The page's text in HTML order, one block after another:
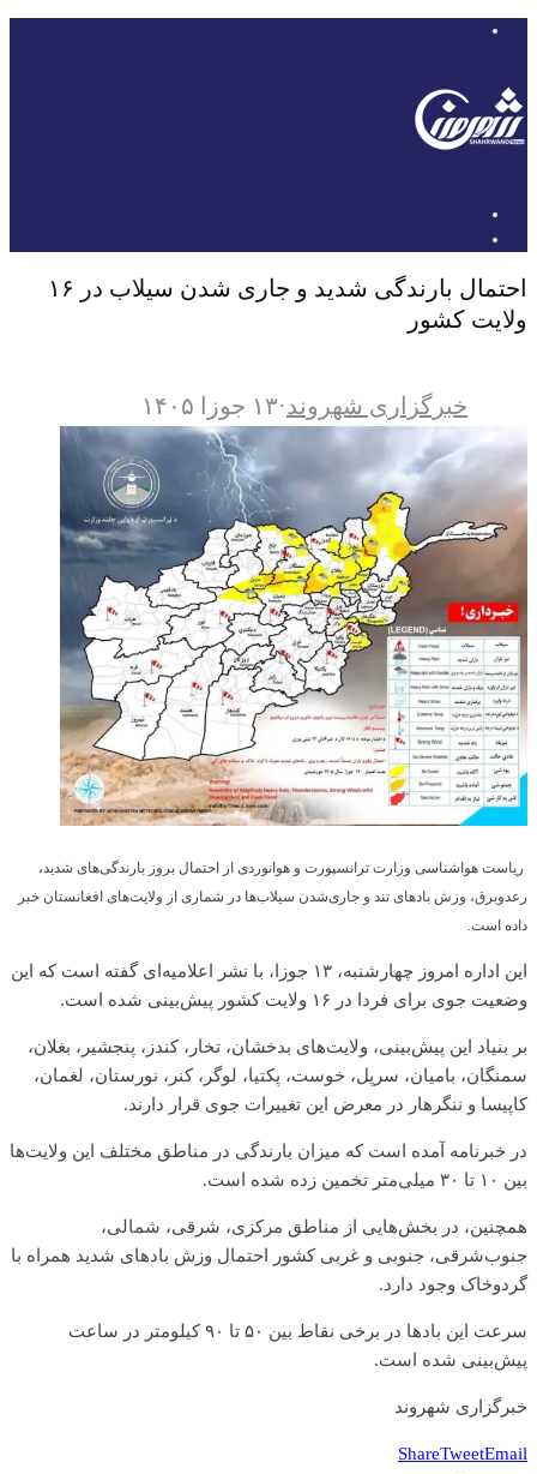
احتمال بارندگی شدید و جاری شدن سیلاب در ۱۶
ولایت کشور
خبرگزاری شهروند·۱۳ جوزا ۱۴۰۵
ریاست هواشناسی وزارت ترانسپورت و هوانوردی از احتمال بروز بارندگی‌های شدید،
رعدوبرق، وزش بادهای تند و جاری‌شدن سیلاب‌ها در شماری از ولایت‌های افغانستان خبر
داده است.
این اداره امروز چهارشنبه، ۱۳ جوزا، با نشر اعلامیه‌ای گفته است که این
وضعیت جوی برای فردا در ۱۶ ولایت کشور پیش‌بینی شده است.
بر بنیاد این پیش‌بینی، ولایت‌های بدخشان، تخار، کندز، پنجشیر، بغلان،
سمنگان، بامیان، سرپل، خوست، پکتیا، لوگر، کنر، نورستان، لغمان،
کاپیسا و ننگرهار در معرض این تغییرات جوی قرار دارند.
در خبرنامه آمده است که میزان بارندگی در مناطق مختلف این ولایت‌ها
بین ۱۰ تا ۳۰ میلی‌متر تخمین زده شده است.
همچنین، در بخش‌هایی از مناطق مرکزی، شرقی، شمالی،
جنوب‌شرقی، جنوبی و غربی کشور احتمال وزش بادهای شدید همراه با
گردوخاک وجود دارد.
سرعت این بادها در برخی نقاط بین ۵۰ تا ۹۰ کیلومتر در ساعت
پیش‌بینی شده است.
خبرگزاری شهروند
ShareTweetEmail